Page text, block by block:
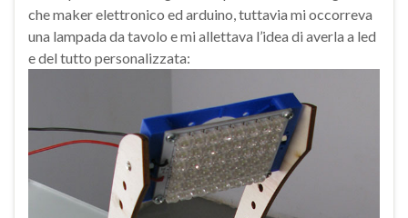
che maker elettronico ed arduino, tuttavia mi occorreva
una lampada da tavolo e mi allettava l’idea di averla a led
e del tutto personalizzata: